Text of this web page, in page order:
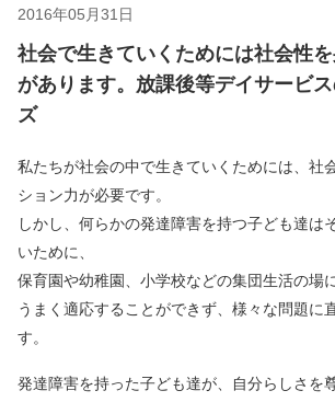
2016年05月31日
社会で生きていくためには社会性
があります。放課後等デイサービ
ズ
私たちが社会の中で生きていくためには、社
ション力が必要です。
しかし、何らかの発達障害を持つ子ども達は
いために、
保育園や幼稚園、小学校などの集団生活の場
うまく適応することができず、様々な問題に
す。
発達障害を持った子ども達が、自分らしさを